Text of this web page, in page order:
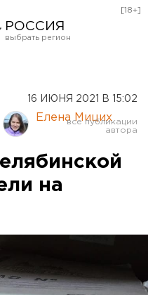
РОССИЯ
Курган
Оренбург
[18+]
16 ИЮНЯ 2021 В 15:02
Елена Мицих
на